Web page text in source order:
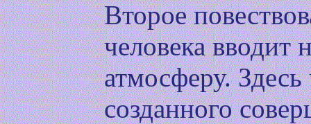
Второе
человека вводит
атмосферу.
созданного